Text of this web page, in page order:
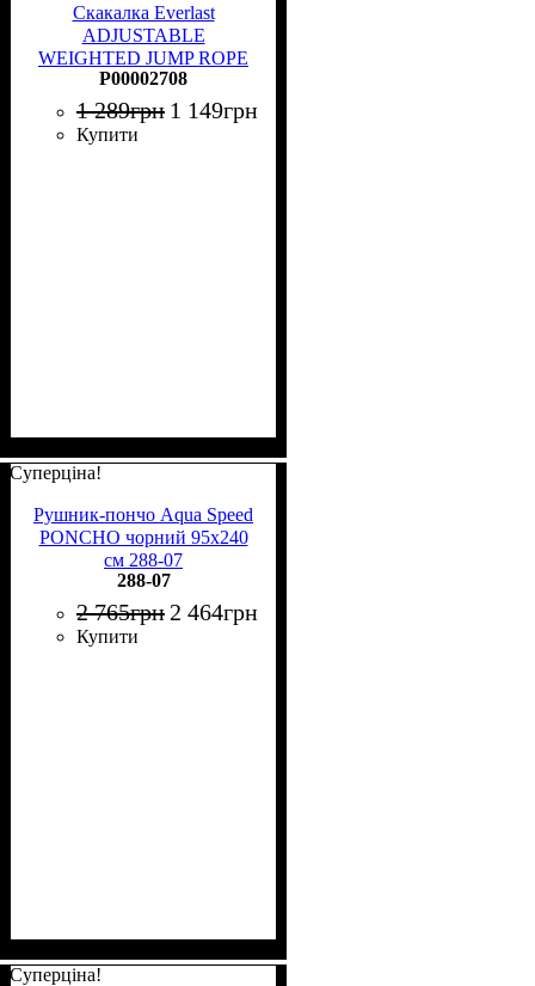
Скакалка Everlast
ADJUSTABLE
WEIGHTED JUMP ROPE
червоно-чорна 335 см
P00002708
P00002708
1 289грн 1 149грн
Купити
Суперціна!
Рушник-пончо Aqua Speed
PONCHO чорний 95x240
см 288-07
288-07
2 765грн 2 464грн
Купити
Суперціна!